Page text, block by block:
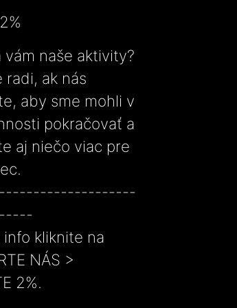
vám naše aktivity?
radi, ak nás
aby sme mohli v
pokračovať a
aj niečo viac pre
info kliknite na
NÁS >
2%.